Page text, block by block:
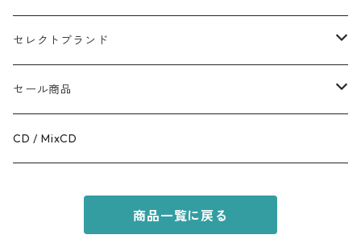
TOPS
BOTTOMS
GOODS
AFTERS SPORT
APPALEL / GOODS
COFFEE
セレクトブランド
MR.OLIVE
RACAL
セール商品
OUTER
CD / MixCD
商品一覧に戻る